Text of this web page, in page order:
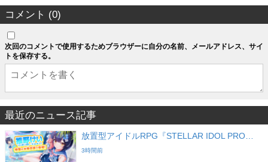
コメント (0)
次回のコメントで使用するためブラウザーに自分の名前、メールアドレス、サイ
トを保存する。
最近のニュース記事
放置型アイドルRPG『STELLAR IDOL PRO…
3時間前